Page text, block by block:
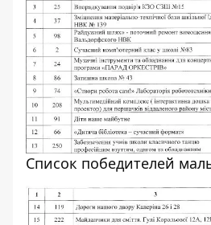
Список победителей